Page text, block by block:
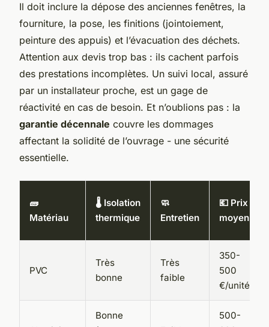
Il doit inclure la dépose des anciennes fenêtres, la
fourniture, la pose, les finitions (jointoiement,
peinture des appuis) et l’évacuation des déchets.
Attention aux devis trop bas : ils cachent parfois
des prestations incomplètes. Un suivi local, assuré
par un installateur proche, est un gage de
réactivité en cas de besoin. Et n’oublions pas : la
garantie décennale couvre les dommages
affectant la solidité de l’ouvrage - une sécurité
essentielle.
🧱
Matériau
🌡️ Isolation
thermique
🧼
Entretien
💶 Prix
moyen
PVC
Très
bonne
Très
faible
350-
500
€/unité
Bonne
500-